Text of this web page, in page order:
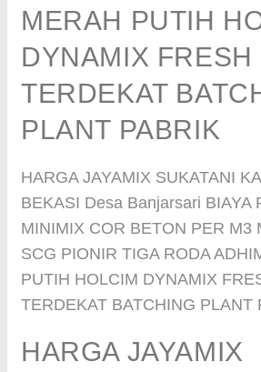
MERAH PUTIH
DYNAMIX FRESH
TERDEKAT
PLANT PABRIK
HARGA JAYAMIX SUKATANI
BEKASI Desa Banjarsari BIAYA
MINIMIX COR BETON PER M3
SCG PIONIR TIGA RODA
PUTIH HOLCIM DYNAMIX
TERDEKAT BATCHING PLANT
HARGA JAYAMIX